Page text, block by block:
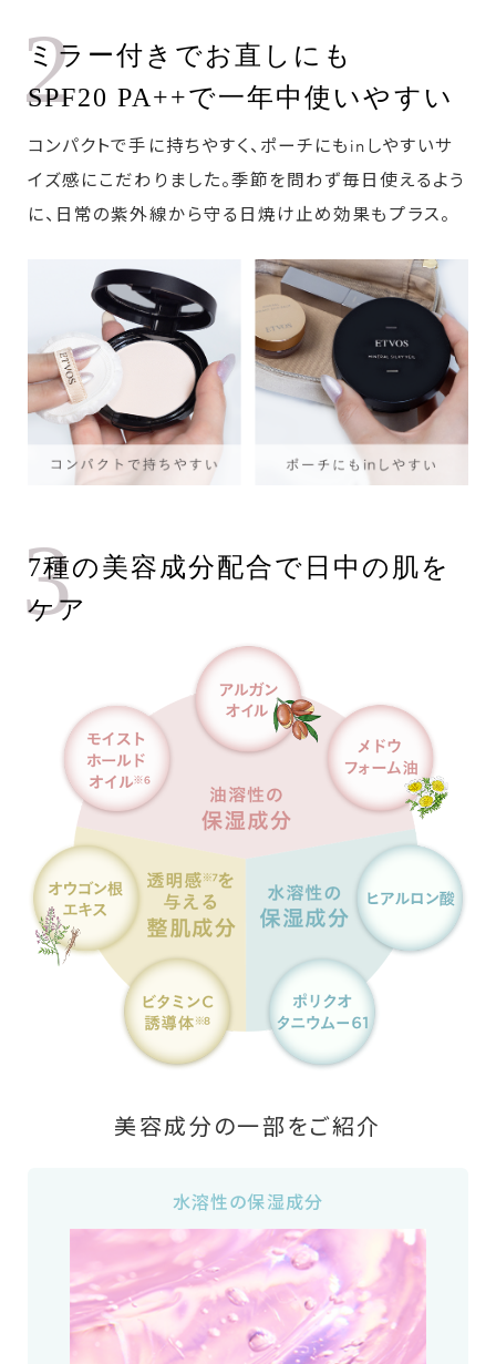
2
ミラー付きでお直しにも
SPF20 PA++で一年中使いやすい
コンパクトで手に持ちやすく、ポーチにもinしやすいサ
イズ感にこだわりました。季節を問わず毎日使えるよう
に、日常の紫外線から守る日焼け止め効果もプラス。
3
7種の美容成分配合で日中の肌を
ケア
美容成分の一部をご紹介
水溶性の保湿成分